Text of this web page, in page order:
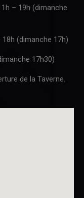
– 19h (dimanche
(dimanche 17h)
17h30)
de la Taverne.